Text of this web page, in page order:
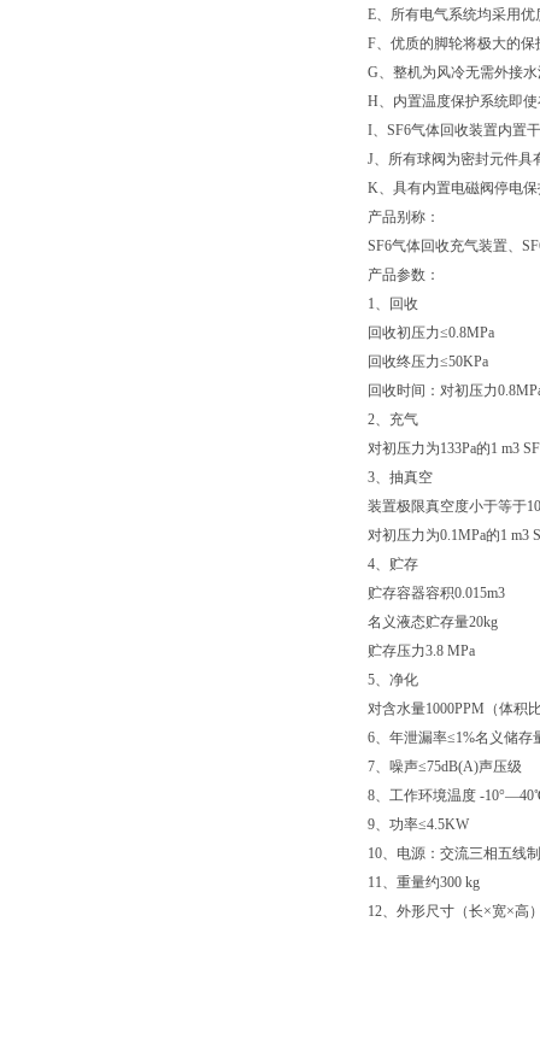
E、所有电气系统均采用优
F、优质的脚轮将极大的
G、整机为风冷无需外接
H、内置温度保护系统即
I、SF6气体回收装置内置
J、所有球阀为密封元件具
K、具有内置电磁阀停电
产品别称：
SF6气体回收充气装置、
产品参数：
1、回收
回收初压力≤0.8MPa
回收终压力≤50KPa
回收时间：对初压力
2、充气
对初压力为133Pa的1 m3
3、抽真空
装置极限真空度小于等于
对初压力为0.1MPa的1 m3
4、贮存
贮存容器容积0.015m3
名义液态贮存量20kg
贮存压力3.8 MPa
5、净化
对含水量1000PPM（体积
6、年泄漏率≤1%名义储存
7、噪声≤75dB(A)声压级
8、工作环境温度 -
9、功率≤4.5KW
10、电源：交流三相五线
11、重量约300 kg
12、外形尺寸（长×宽×高